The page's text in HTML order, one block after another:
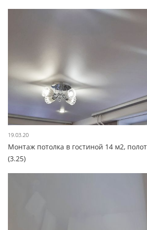
19.03.20
Монтаж потолка в гостиной 14 м2,
(3.25)